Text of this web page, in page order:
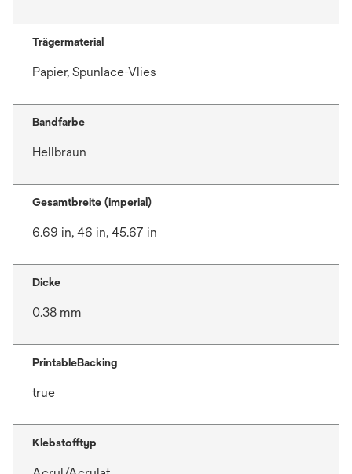
Trägermaterial
Papier, Spunlace-Vlies
Bandfarbe
Hellbraun
Gesamtbreite (imperial)
6.69 in, 46 in, 45.67 in
Dicke
0.38 mm
PrintableBacking
true
Klebstofftyp